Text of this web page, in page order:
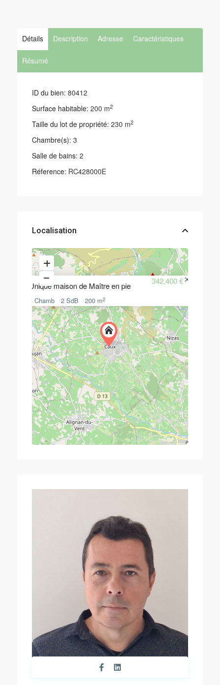
Détails Description Adresse Caractéristiques
Résumé
ID du bien: 80412
Surface habitable: 200 m2
Taille du lot de propriété: 230 m2
Chambre(s): 3
Salle de bains: 2
Réference: RC428000E
Localisation
Unique maison de Maître en pie 342,400 €
3 Chamb 2 SdB 200 m2